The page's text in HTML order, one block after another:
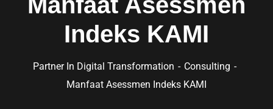
Indeks KAMI
Partner In Digital Transformation
Consulting
Manfaat Asessmen Indeks KAMI